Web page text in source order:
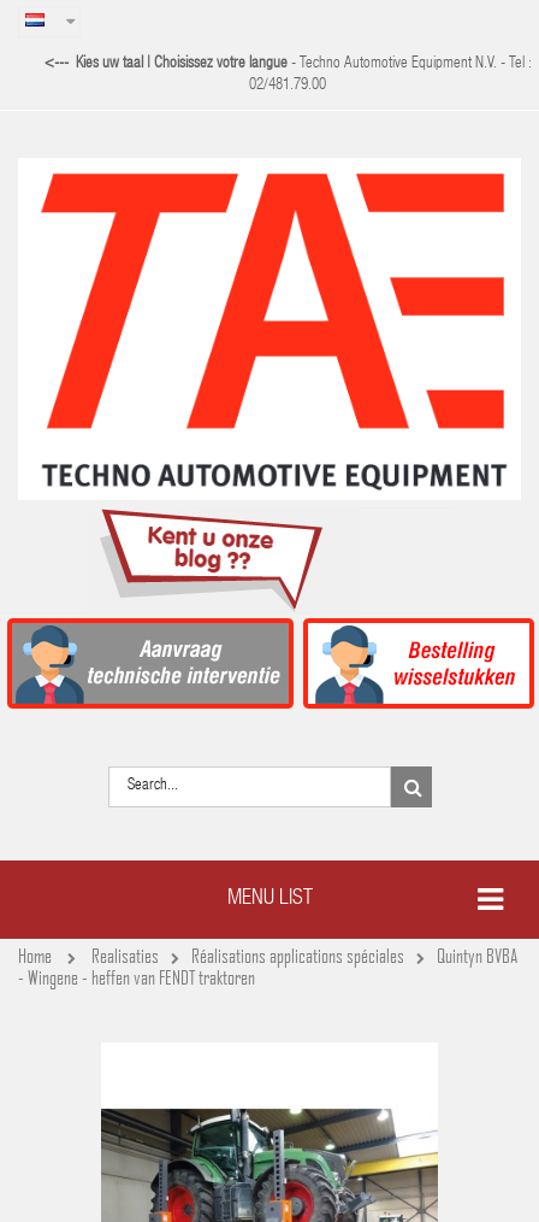
<--- Kies uw taal | Choisissez votre langue- Techno Automotive Equipment N.V. - Tel :
02/481.79.00
MENU LIST
Home Realisaties Réalisations applications spéciales
Quintyn BVBA
- Wingene - heffen van FENDT traktoren